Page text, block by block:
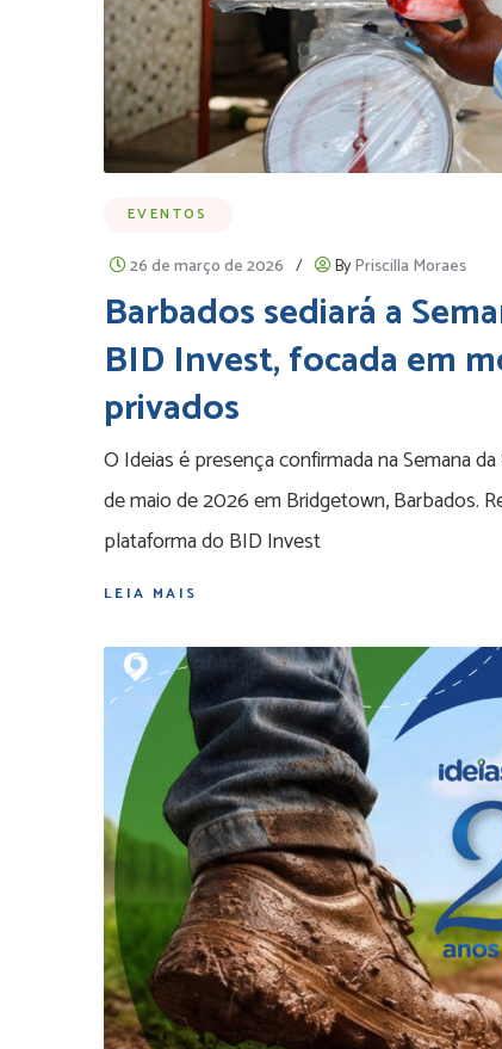
EVENTOS
26 de março de 2026 / ByPriscilla Moraes
Barbados sediará a
BID Invest, focada em
privados
O Ideias é presença confirmada na Semana
de maio de 2026 em Bridgetown, Barbados.
plataforma do BID Invest
LEIA MAIS